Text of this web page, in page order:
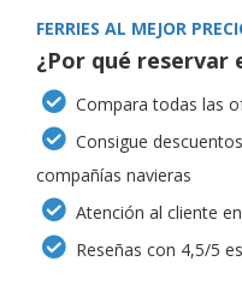
FERRIES AL MEJOR
¿Por qué reservar
Compara todas las
Consigue
compañías navieras
Atención al cliente
Reseñas con 4,5/5